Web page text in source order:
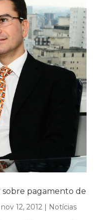
pagamento de
nov 12, 2012 | Notícias